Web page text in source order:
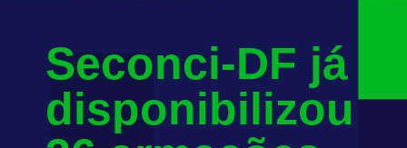
Seconci-DF já
disponibilizou